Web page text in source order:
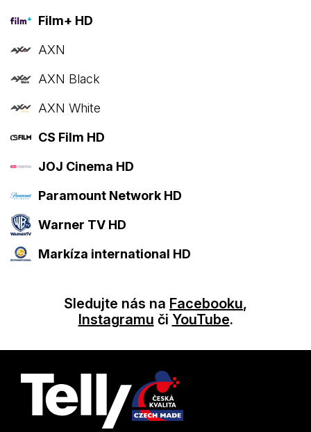
Film+ HD
AXN
AXN Black
AXN White
CS Film HD
JOJ Cinema HD
Paramount Network HD
Warner TV HD
Markíza international HD
Sledujte nás na Facebooku,
Instagramu či YouTube.